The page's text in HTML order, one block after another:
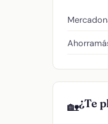
🏡¿Te